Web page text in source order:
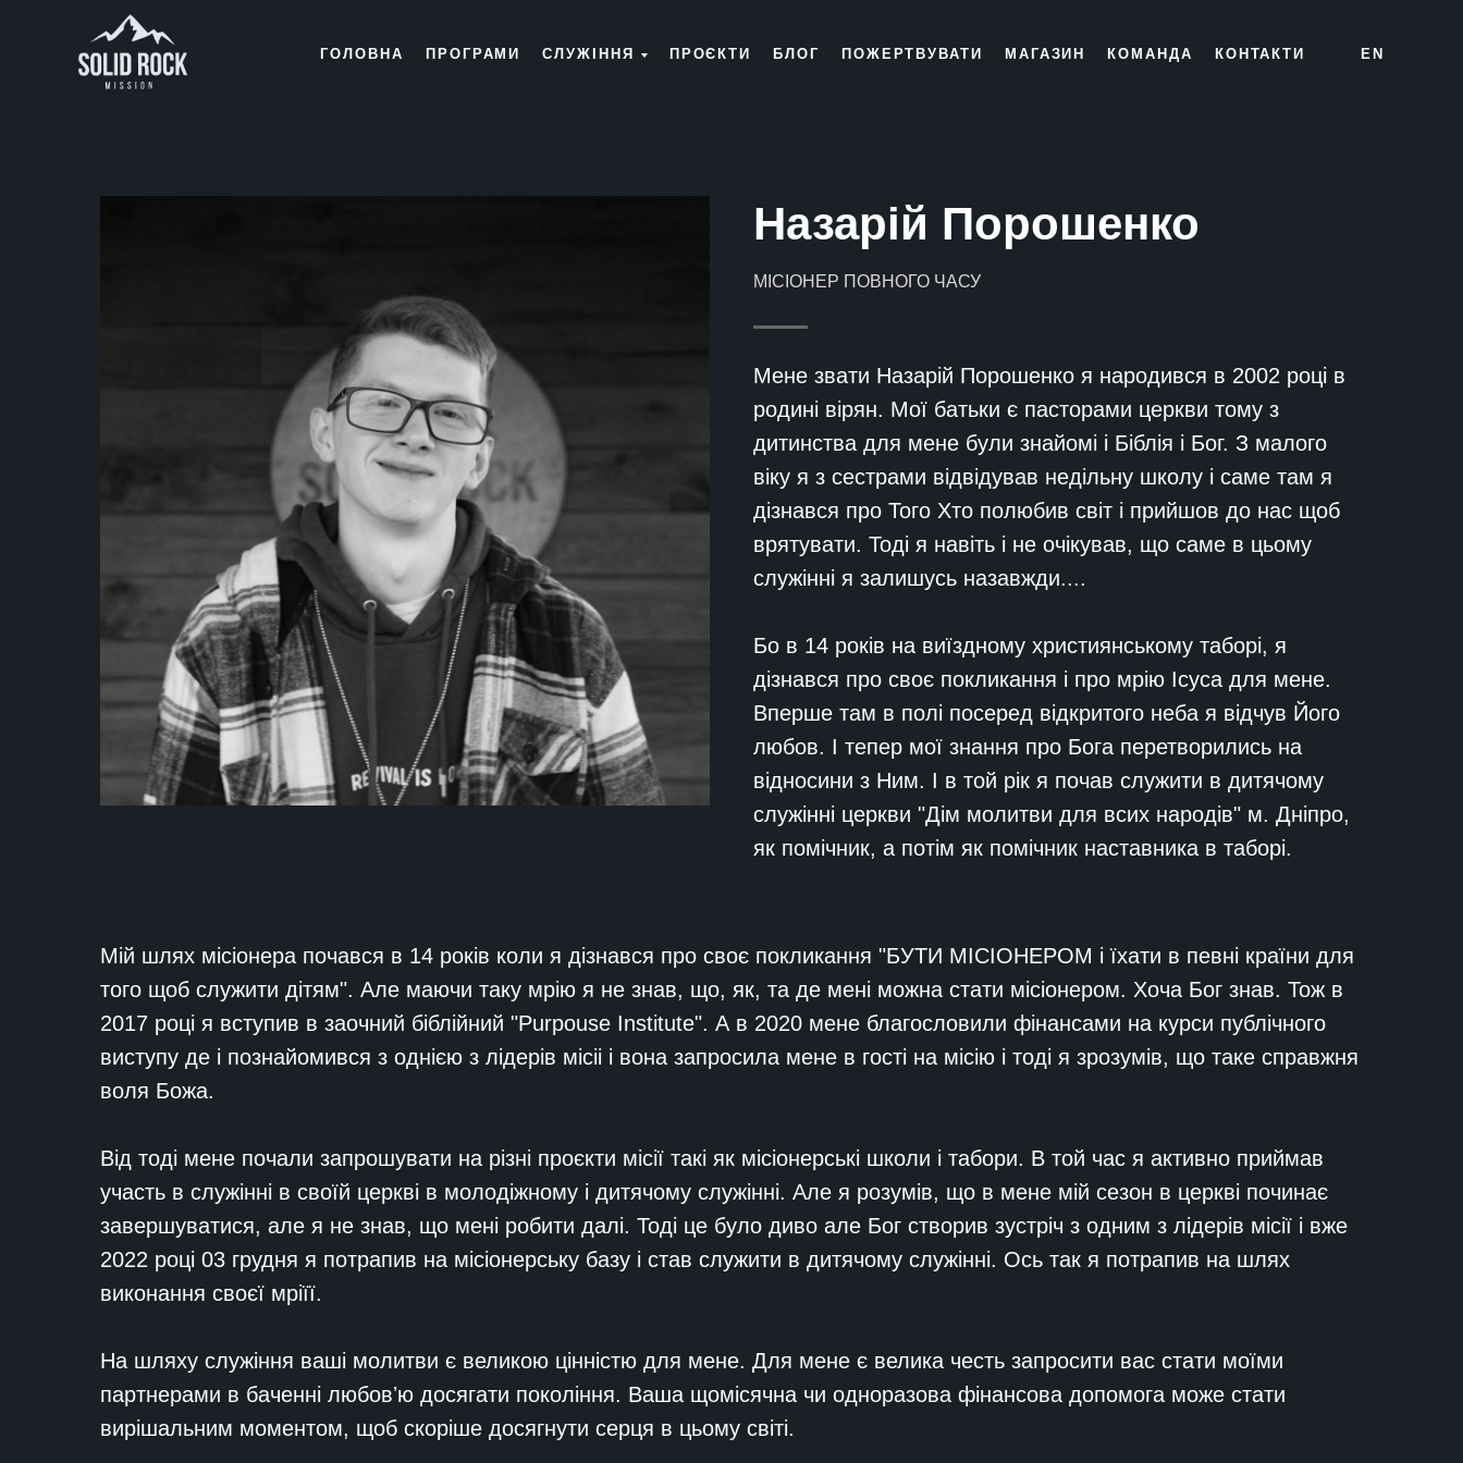
ГОЛОВНА ПРОГРАМИ СЛУЖІННЯ ПРОЄКТИ БЛОГ ПОЖЕРТВУВАТИ МАГАЗИН КОМАНДА КОНТАКТИ EN
Назарій Порошенко
МІСІОНЕР ПОВНОГО ЧАСУ
Мене звати Назарій Порошенко я народився в 2002 році в
родині вірян. Мої батьки є пасторами церкви тому з
дитинства для мене були знайомі і Біблія і Бог. З малого
віку я з сестрами відвідував недільну школу і саме там я
дізнався про Того Хто полюбив світ і прийшов до нас щоб
врятувати. Тоді я навіть і не очікував, що саме в цьому
служінні я залишусь назавжди....
Бо в 14 років на виїздному християнському таборі, я
дізнався про своє покликання і про мрію Ісуса для мене.
Вперше там в полі посеред відкритого неба я відчув Його
любов. І тепер мої знання про Бога перетворились на
відносини з Ним. І в той рік я почав служити в дитячому
служінні церкви "Дім молитви для всих народів" м. Дніпро,
як помічник, а потім як помічник наставника в таборі.
Мій шлях місіонера почався в 14 років коли я дізнався про своє покликання "БУТИ МІСІОНЕРОМ і їхати в певні країни для
того щоб служити дітям". Але маючи таку мрію я не знав, що, як, та де мені можна стати місіонером. Хоча Бог знав. Тож в
2017 році я вступив в заочний біблійний "Purpouse Institute". А в 2020 мене благословили фінансами на курси публічного
виступу де і познайомився з однією з лідерів місіі і вона запросила мене в гості на місію і тоді я зрозумів, що таке справжня
воля Божа.
Від тоді мене почали запрошувати на різні проєкти місії такі як місіонерські школи і табори. В той час я активно приймав
участь в служінні в своїй церкві в молодіжному і дитячому служінні. Але я розумів, що в мене мій сезон в церкві починає
завершуватися, але я не знав, що мені робити далі. Тоді це було диво але Бог створив зустріч з одним з лідерів місії і вже
2022 році 03 грудня я потрапив на місіонерську базу і став служити в дитячому служінні. Ось так я потрапив на шлях
виконання своєї мріїї.
На шляху служіння ваші молитви є великою цінністю для мене. Для мене є велика честь запросити вас стати моїми
партнерами в баченні любовʼю досягати покоління. Ваша щомісячна чи одноразова фінансова допомога може стати
вирішальним моментом, щоб скоріше досягнути серця в цьому світі.